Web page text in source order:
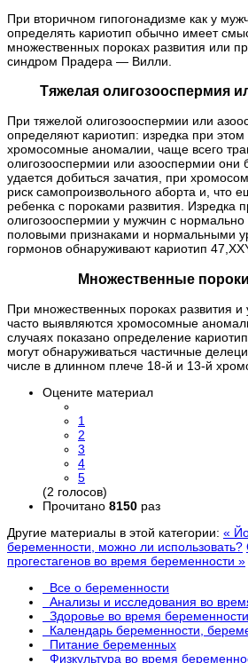
При вторичном гипогонадизме как у
определять кариотип обычно имеет
множественных пороках развития или
синдром Прадера — Вилли.
Тяжелая олигозооспермия
При тяжелой олигозооспермии или
определяют кариотип: изредка при
хромосомные аномалии, чаще всего
олигозооспермии или азооспермии они
удается добиться зачатия, при
риск самопроизвольного аборта и, что
ребенка с пороками развития. Изредка
олигозооспермии у мужчин с
половыми признаками и нормальными
гормонов обнаруживают кариотип
Множественные
При множественных пороках развития и
часто выявляются хромосомные
случаях показано определение
могут обнаруживаться частичные
числе в длинном плече 18-й и 13-й
Оцените материал
1
2
3
4
5
(2 голосов)
Прочитано 8150 раз
Другие материалы в этой категории: «
беременности, можно ли использовать?
прогестагенов во время беременности »
Все о беременности
Анализы и исследования во
Здоровье во время беременности
Календарь беременности,
Питание беременных
Физкультура во время